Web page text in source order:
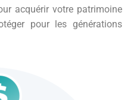
acquérir votre patrimoine
pour les générations